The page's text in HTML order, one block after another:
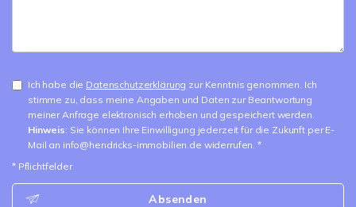
Ich habe die Datenschutzerklärung zur Kenntnis genommen. Ich
stimme zu, dass meine Angaben und Daten zur Beantwortung
meiner Anfrage elektronisch erhoben und gespeichert werden.
Hinweis: Sie können Ihre Einwilligung jederzeit für die Zukunft per E-
Mail an info@hendricks-immobilien.de widerrufen. *
* Pflichtfelder
Absenden